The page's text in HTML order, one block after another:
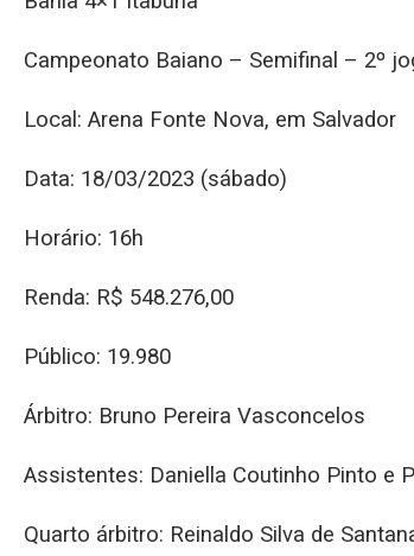
Campeonato Baiano – Semifinal – 2º
Local: Arena Fonte Nova, em Salvador
Data: 18/03/2023 (sábado)
Horário: 16h
Renda: R$ 548.276,00
Público: 19.980
Árbitro: Bruno Pereira Vasconcelos
Assistentes: Daniella Coutinho Pinto e
Quarto árbitro: Reinaldo Silva de